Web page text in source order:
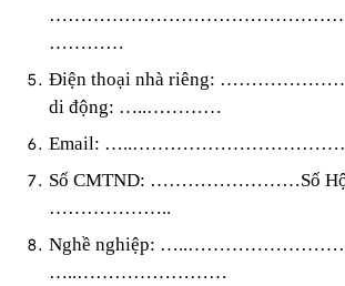
…………
Điện thoại nhà riêng:
di động: …..…………
Email:
Số CMTND: ……………………Số Hộ
………………..
Nghề nghiệp:
…..……………………